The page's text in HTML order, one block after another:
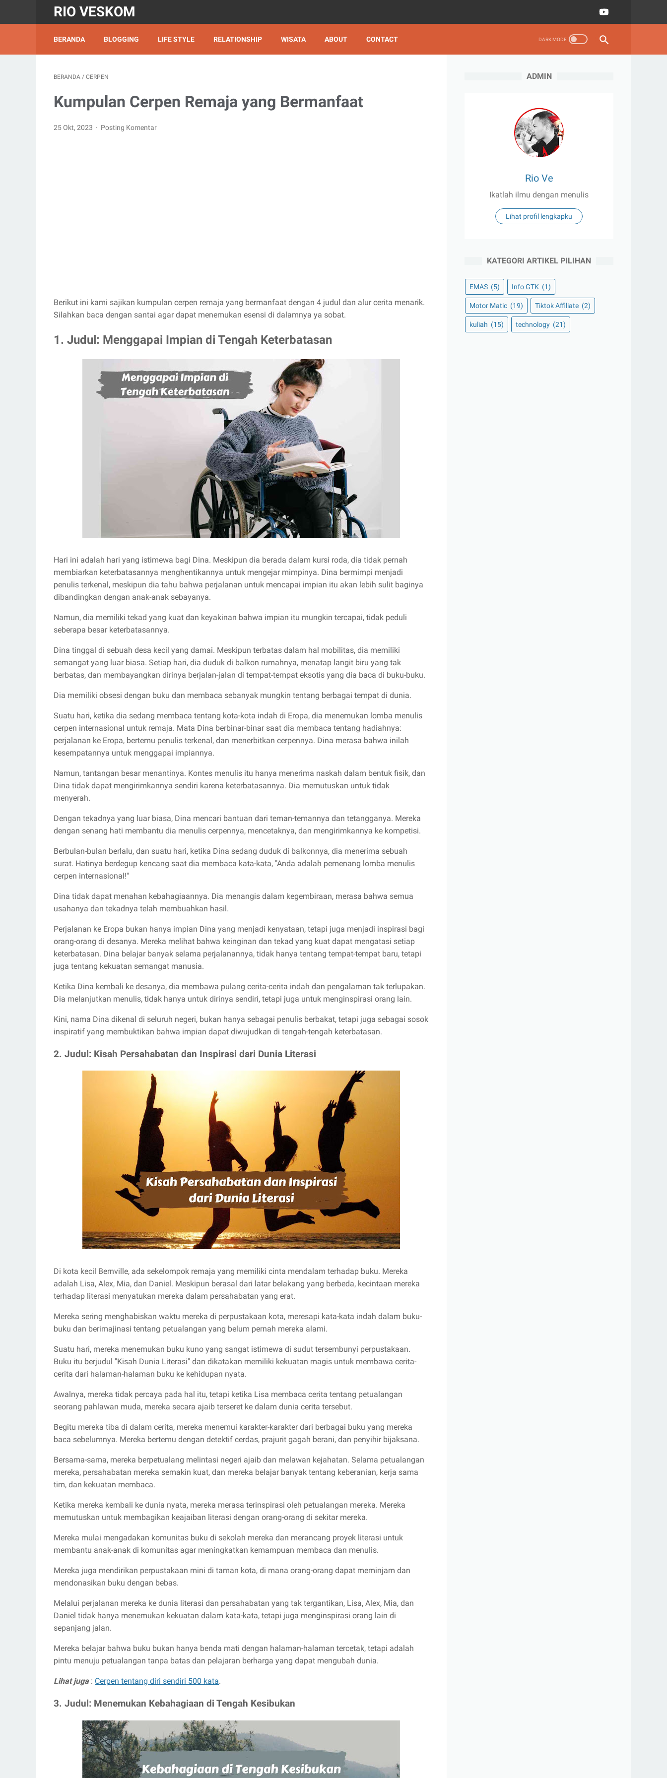
RIO VESKOM
BERANDA BLOGGING LIFE STYLE RELATIONSHIP WISATA ABOUT CONTACT
BERANDA / CERPEN
Kumpulan Cerpen Remaja yang Bermanfaat
25 Okt, 2023 Posting Komentar
Berikut ini kami sajikan kumpulan cerpen remaja yang bermanfaat dengan 4 judul dan alur cerita menarik.
Silahkan baca dengan santai agar dapat menemukan esensi di dalamnya ya sobat.
1. Judul: Menggapai Impian di Tengah Keterbatasan
Hari ini adalah hari yang istimewa bagi Dina. Meskipun dia berada dalam kursi roda, dia tidak pernah
membiarkan keterbatasannya menghentikannya untuk mengejar mimpinya. Dina bermimpi menjadi
penulis terkenal, meskipun dia tahu bahwa perjalanan untuk mencapai impian itu akan lebih sulit baginya
dibandingkan dengan anak-anak sebayanya.
Namun, dia memiliki tekad yang kuat dan keyakinan bahwa impian itu mungkin tercapai, tidak peduli
seberapa besar keterbatasannya.
Dina tinggal di sebuah desa kecil yang damai. Meskipun terbatas dalam hal mobilitas, dia memiliki
semangat yang luar biasa. Setiap hari, dia duduk di balkon rumahnya, menatap langit biru yang tak
berbatas, dan membayangkan dirinya berjalan-jalan di tempat-tempat eksotis yang dia baca di buku-buku.
Dia memiliki obsesi dengan buku dan membaca sebanyak mungkin tentang berbagai tempat di dunia.
Suatu hari, ketika dia sedang membaca tentang kota-kota indah di Eropa, dia menemukan lomba menulis
cerpen internasional untuk remaja. Mata Dina berbinar-binar saat dia membaca tentang hadiahnya:
perjalanan ke Eropa, bertemu penulis terkenal, dan menerbitkan cerpennya. Dina merasa bahwa inilah
kesempatannya untuk menggapai impiannya.
Namun, tantangan besar menantinya. Kontes menulis itu hanya menerima naskah dalam bentuk fisik, dan
Dina tidak dapat mengirimkannya sendiri karena keterbatasannya. Dia memutuskan untuk tidak
menyerah.
Dengan tekadnya yang luar biasa, Dina mencari bantuan dari teman-temannya dan tetangganya. Mereka
dengan senang hati membantu dia menulis cerpennya, mencetaknya, dan mengirimkannya ke kompetisi.
Berbulan-bulan berlalu, dan suatu hari, ketika Dina sedang duduk di balkonnya, dia menerima sebuah
surat. Hatinya berdegup kencang saat dia membaca kata-kata, "Anda adalah pemenang lomba menulis
cerpen internasional!"
Dina tidak dapat menahan kebahagiaannya. Dia menangis dalam kegembiraan, merasa bahwa semua
usahanya dan tekadnya telah membuahkan hasil.
Perjalanan ke Eropa bukan hanya impian Dina yang menjadi kenyataan, tetapi juga menjadi inspirasi bagi
orang-orang di desanya. Mereka melihat bahwa keinginan dan tekad yang kuat dapat mengatasi setiap
keterbatasan. Dina belajar banyak selama perjalanannya, tidak hanya tentang tempat-tempat baru, tetapi
juga tentang kekuatan semangat manusia.
Ketika Dina kembali ke desanya, dia membawa pulang cerita-cerita indah dan pengalaman tak terlupakan.
Dia melanjutkan menulis, tidak hanya untuk dirinya sendiri, tetapi juga untuk menginspirasi orang lain.
Kini, nama Dina dikenal di seluruh negeri, bukan hanya sebagai penulis berbakat, tetapi juga sebagai sosok
inspiratif yang membuktikan bahwa impian dapat diwujudkan di tengah-tengah keterbatasan.
2. Judul: Kisah Persahabatan dan Inspirasi dari Dunia Literasi
Di kota kecil Bernville, ada sekelompok remaja yang memiliki cinta mendalam terhadap buku. Mereka
adalah Lisa, Alex, Mia, dan Daniel. Meskipun berasal dari latar belakang yang berbeda, kecintaan mereka
terhadap literasi menyatukan mereka dalam persahabatan yang erat.
Mereka sering menghabiskan waktu mereka di perpustakaan kota, meresapi kata-kata indah dalam buku-
buku dan berimajinasi tentang petualangan yang belum pernah mereka alami.
Suatu hari, mereka menemukan buku kuno yang sangat istimewa di sudut tersembunyi perpustakaan.
Buku itu berjudul "Kisah Dunia Literasi" dan dikatakan memiliki kekuatan magis untuk membawa cerita-
cerita dari halaman-halaman buku ke kehidupan nyata.
Awalnya, mereka tidak percaya pada hal itu, tetapi ketika Lisa membaca cerita tentang petualangan
seorang pahlawan muda, mereka secara ajaib terseret ke dalam dunia cerita tersebut.
Begitu mereka tiba di dalam cerita, mereka menemui karakter-karakter dari berbagai buku yang mereka
baca sebelumnya. Mereka bertemu dengan detektif cerdas, prajurit gagah berani, dan penyihir bijaksana.
Bersama-sama, mereka berpetualang melintasi negeri ajaib dan melawan kejahatan. Selama petualangan
mereka, persahabatan mereka semakin kuat, dan mereka belajar banyak tentang keberanian, kerja sama
tim, dan kekuatan membaca.
Ketika mereka kembali ke dunia nyata, mereka merasa terinspirasi oleh petualangan mereka. Mereka
memutuskan untuk membagikan keajaiban literasi dengan orang-orang di sekitar mereka.
Mereka mulai mengadakan komunitas buku di sekolah mereka dan merancang proyek literasi untuk
membantu anak-anak di komunitas agar meningkatkan kemampuan membaca dan menulis.
Mereka juga mendirikan perpustakaan mini di taman kota, di mana orang-orang dapat meminjam dan
mendonasikan buku dengan bebas.
Melalui perjalanan mereka ke dunia literasi dan persahabatan yang tak tergantikan, Lisa, Alex, Mia, dan
Daniel tidak hanya menemukan kekuatan dalam kata-kata, tetapi juga menginspirasi orang lain di
sepanjang jalan.
Mereka belajar bahwa buku bukan hanya benda mati dengan halaman-halaman tercetak, tetapi adalah
pintu menuju petualangan tanpa batas dan pelajaran berharga yang dapat mengubah dunia.
Lihat juga: Cerpen tentang diri sendiri 500 kata.
3. Judul: Menemukan Kebahagiaan di Tengah Kesibukan
ADMIN
Rio Ve
Ikatlah ilmu dengan menulis
Lihat profil lengkapku
KATEGORI ARTIKEL PILIHAN
EMAS (5) Info GTK (1)
Motor Matic (19) Tiktok Affiliate (2)
kuliah (15) technology (21)